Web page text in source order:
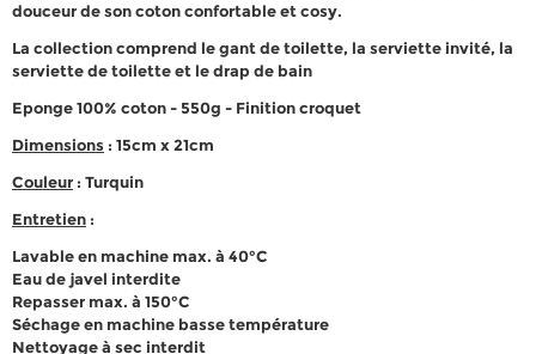
douceur de son coton confortable et cosy.
La collection comprend le gant de toilette, la serviette invité, la
serviette de toilette et le drap de bain
Eponge 100% coton - 550g - Finition croquet
Dimensions : 15cm x 21cm
Couleur : Turquin
Entretien :
Lavable en machine max. à 40°C
Eau de javel interdite
Repasser max. à 150°C
Séchage en machine basse température
Nettoyage à sec interdit